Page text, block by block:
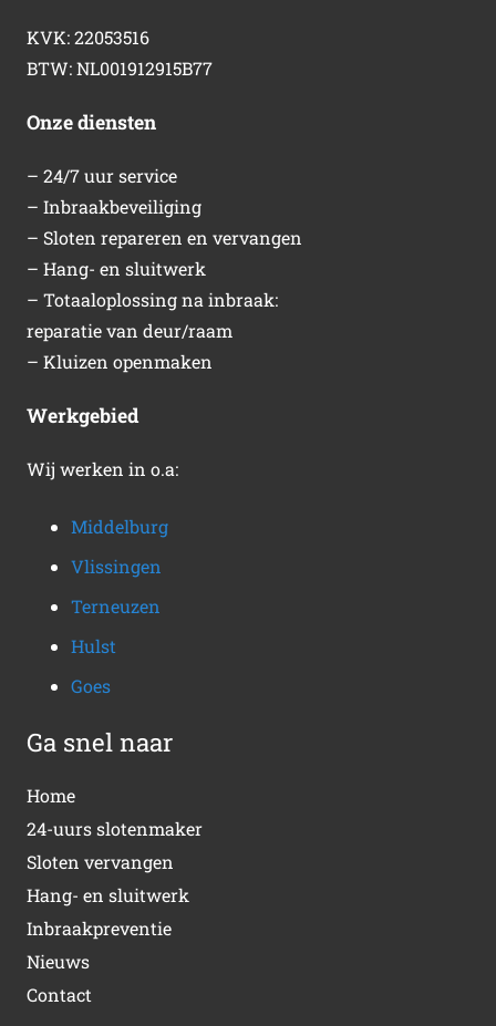
KVK: 22053516
BTW: NL001912915B77
Onze diensten
– 24/7 uur service
– Inbraakbeveiliging
– Sloten repareren en vervangen
– Hang- en sluitwerk
– Totaaloplossing na inbraak:
reparatie van deur/raam
– Kluizen openmaken
Werkgebied
Wij werken in o.a:
Middelburg
Vlissingen
Terneuzen
Hulst
Goes
Ga snel naar
Home
24-uurs slotenmaker
Sloten vervangen
Hang- en sluitwerk
Inbraakpreventie
Nieuws
Contact